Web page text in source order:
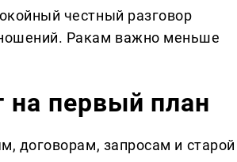
честный разговор
Ракам важно меньше
первый план
договорам, запросам и старой